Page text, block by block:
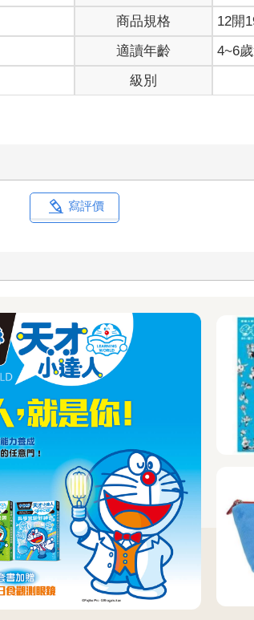
商品規格
12開
適讀年齡
4~6
級別
寫評價